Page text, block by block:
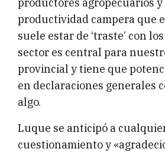
productividad campera que
suele estar de ‘traste’ con
sector es central para
provincial y tiene que
en declaraciones generales
algo.
Luque se anticipó a
cuestionamiento y